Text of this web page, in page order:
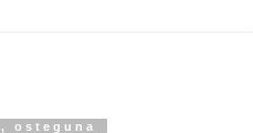
osteguna